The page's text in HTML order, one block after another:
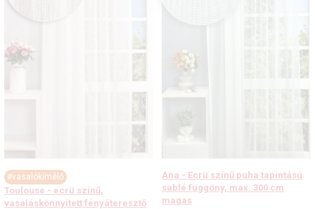
#vasalókímélő
Toulouse - ecrü színű,
vasaláskönnyített fényáteresztő
Ana - Ecrü színű puha tapintású
sablé függöny, max. 300 cm
magas